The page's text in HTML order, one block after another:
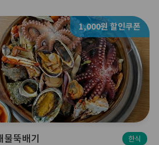
1,000원 할인쿠폰
뚝배기 한식